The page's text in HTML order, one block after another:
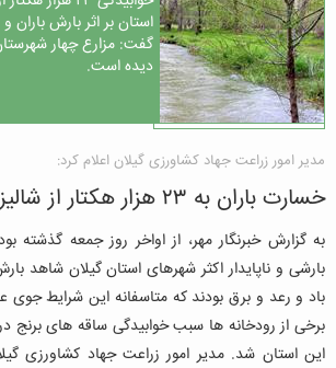
استان بر اثر بارش باران
گفت: مزارع چهار
دیده است.
مدیر امور زراعت جهاد کشاورزی گیلان اعلام کرد:
خسارت باران به ۲۳ هزار هکتار از شالیزارهای گیلان
به گزارش خبرنگار مهر، از اواخر روز جمعه گذشته
بارشی و ناپایدار اکثر شهرهای استان گیلان شاهد
باد و رعد و برق بودند که متاسفانه این شرایط جوی
برخی از رودخانه ها سبب خوابیدگی ساقه های برنج
این استان شد. مدیر امور زراعت جهاد کشاورزی